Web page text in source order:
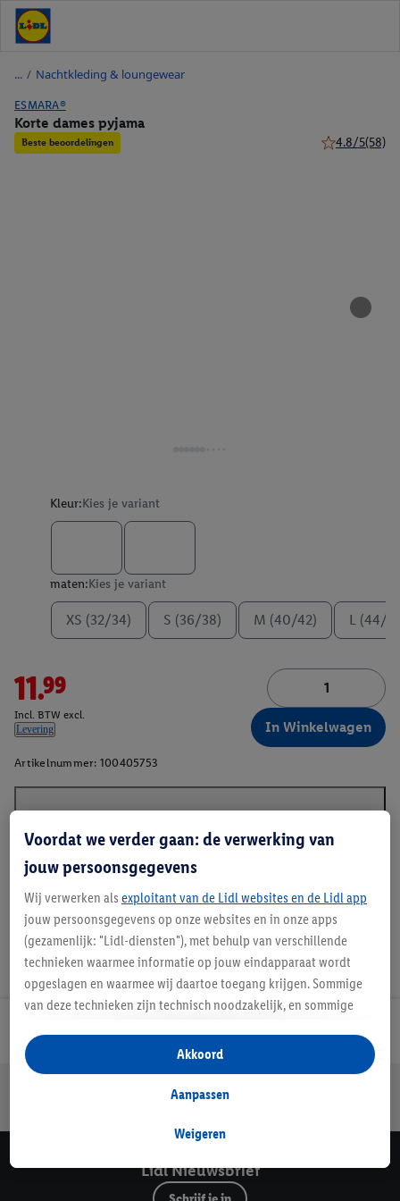
/ Nachtkleding & loungewear
ESMARA®
Korte dames pyjama
Beste beoordelingen 4.8/5(58)
Kleur:Kies je variant
maten:Kies je variant
XS (32/34) S (36/38) M (40/42) L (44/
11.99
Incl. BTW excl.
Levering
In Winkelwagen
Artikelnummer: 100405753
Lidl Nieuwsbrief
Jouw voordelen bij ons als Lidl webshop klant
Lidl Nieuwsbrief
Voordat we verder gaan: de verwerking van
jouw persoonsgegevens
Wij verwerken als exploitant van de Lidl websites en de Lidl app
jouw persoonsgegevens op onze websites en in onze apps
(gezamenlijk: "Lidl-diensten"), met behulp van verschillende
technieken waarmee informatie op jouw eindapparaat wordt
opgeslagen en waarmee wij daartoe toegang krijgen. Sommige
van deze technieken zijn technisch noodzakelijk, en sommige
opslaan van voorkeursinstellingen, het verzamelen en
analyseren van statistieken of voor het tonen van
gepersonaliseerde reclame binnen en buiten de Lidl-diensten.
gegevens over jouw aankoopgedrag in de winkel ook voor de
Als je hier toestemming geeft aan ons voor het personaliseren
van reclame en als je vervolgens een Lidl Plus-account
Weigeren
Aanpassen
Akkoord